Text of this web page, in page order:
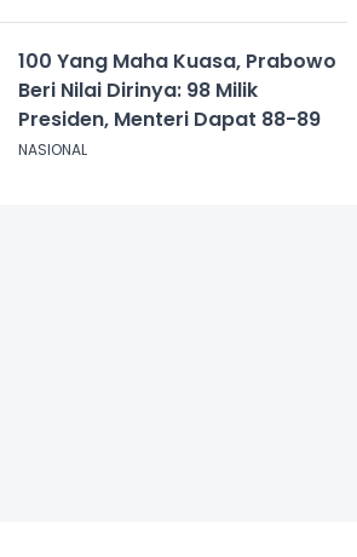
100 Yang Maha Kuasa, Prabowo
Beri Nilai Dirinya: 98 Milik
Presiden, Menteri Dapat 88-89
NASIONAL